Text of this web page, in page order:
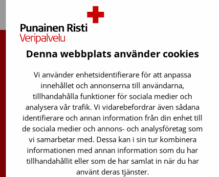
Denna webbplats använder cookies
Vi använder enhetsidentifierare för att anpassa
innehållet och annonserna till användarna,
tillhandahålla funktioner för sociala medier och
analysera vår trafik. Vi vidarebefordrar även sådana
identifierare och annan information från din enhet till
de sociala medier och annons- och analysföretag som
vi samarbetar med. Dessa kan i sin tur kombinera
informationen med annan information som du har
tillhandahållit eller som de har samlat in när du har
använt deras tjänster.
Finlands Röda Kors Blodtjänst
Avgiftsfri infotelefon:
0800 0 5801
Stamcellsregistrets info:
029 300 1515
Oxlänken 13
01730 Vanda
e-post: förnamn.efternamn@veripalvelu.fi